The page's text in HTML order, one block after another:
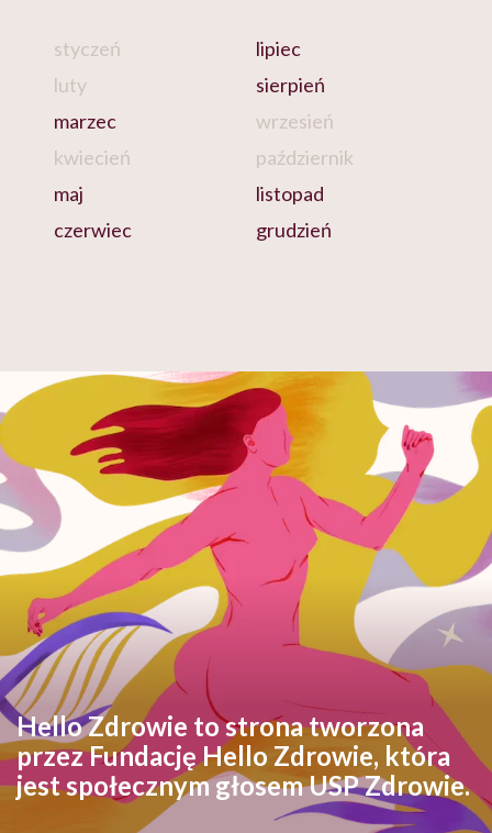
styczeń
luty
marzec
kwiecień
maj
czerwiec
lipiec
sierpień
wrzesień
październik
listopad
grudzień
Hello Zdrowie to strona tworzona
przez Fundację Hello Zdrowie, która
jest społecznym głosem USP Zdrowie.